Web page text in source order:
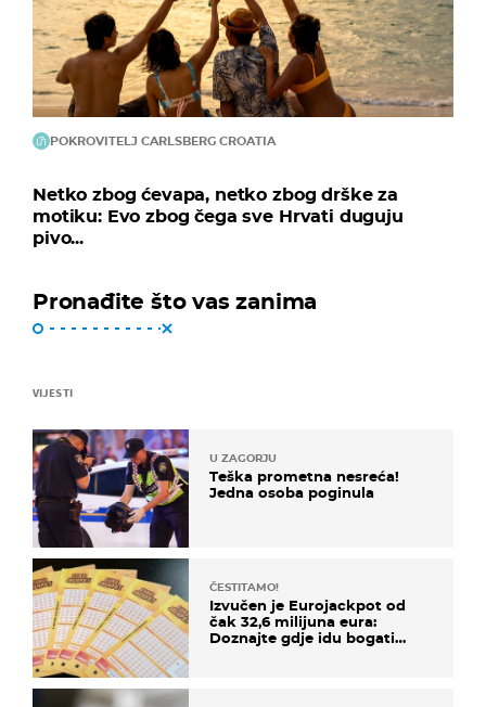
POKROVITELJ CARLSBERG CROATIA
Netko zbog ćevapa, netko zbog drške za
motiku: Evo zbog čega sve Hrvati duguju
pivo...
Pronađite što vas zanima
VIJESTI
U ZAGORJU
Teška prometna nesreća!
Jedna osoba poginula
ČESTITAMO!
Izvučen je Eurojackpot od
čak 32,6 milijuna eura:
Doznajte gdje idu bogati